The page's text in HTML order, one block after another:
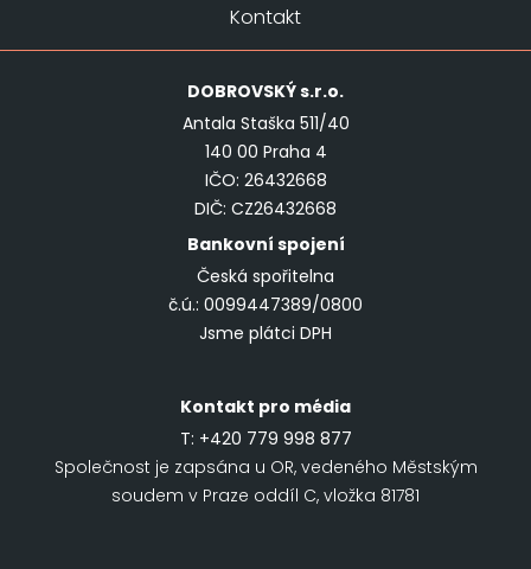
Kontakt
DOBROVSKÝs.r.o.
Antala Staška 511/40
140 00 Praha 4
IČO: 26432668
DIČ: CZ26432668
Bankovní spojení
Česká spořitelna
č.ú.: 0099447389/0800
Jsme plátci DPH
Kontakt pro média
T: +420 779 998 877
Společnost je zapsána u OR, vedeného Městským
soudem v Praze oddíl C, vložka 81781